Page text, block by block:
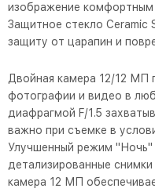
изображение комфортным
Защитное стекло Ceramic
защиту от царапин и
Двойная камера 12/12 МП
фотографии и видео в
диафрагмой F/1.5
важно при съемке в
Улучшенный режим "Ночь"
детализированные
камера 12 МП